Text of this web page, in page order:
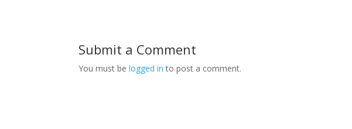
Submit a Comment
You must belogged in to post a comment.